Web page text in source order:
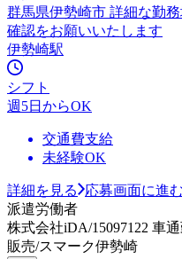
群馬県伊勢崎市 詳細な勤
確認をお願いいたします
伊勢崎駅
シフト
週5日からOK
交通費支給
未経験OK
詳細を見る
応募画面に進む
派遣労働者
株式会社iDA/15097122 車
販売/スマーク伊勢崎